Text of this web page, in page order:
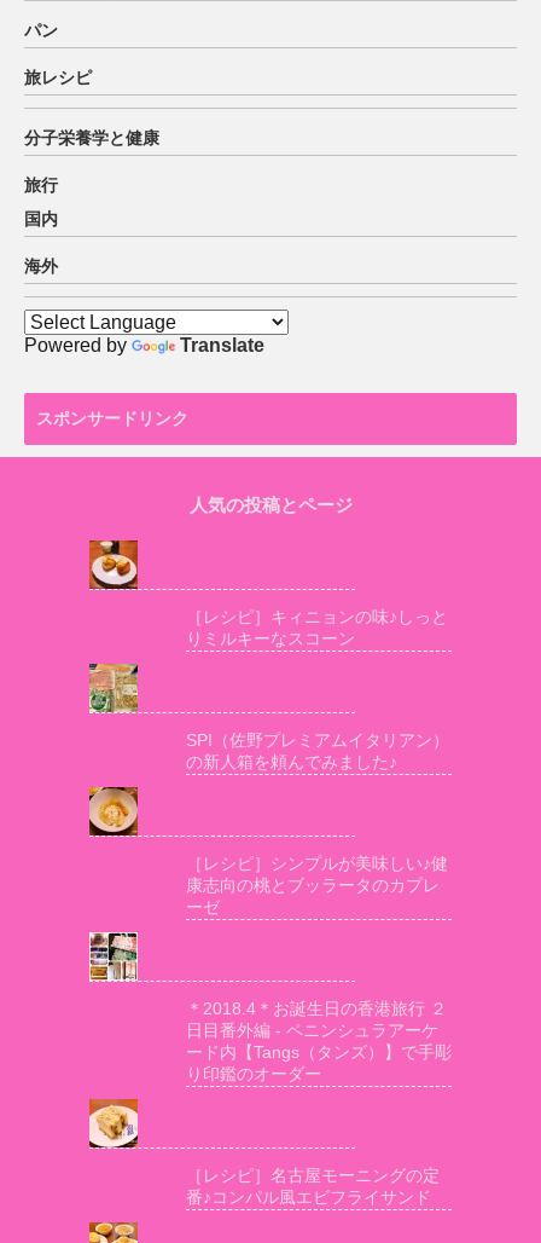
パン
旅レシピ
分子栄養学と健康
旅行
国内
海外
Powered by Translate
スポンサードリンク
人気の投稿とページ
［レシピ］キィニョンの味♪しっと
りミルキーなスコーン
SPI（佐野プレミアムイタリアン）
の新人箱を頼んでみました♪
［レシピ］シンプルが美味しい♪健
康志向の桃とブッラータのカプレ
ーゼ
＊2018.4＊お誕生日の香港旅行 ２
日目番外編 - ペニンシュラアーケ
ード内【Tangs（タンズ）】で手彫
り印鑑のオーダー
［レシピ］名古屋モーニングの定
番♪コンパル風エビフライサンド